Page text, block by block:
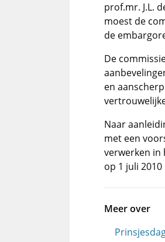
prof.mr. J.L.
moest de
de
De
en
Naar
met een
verwerken in
op 1 juli
Meer over